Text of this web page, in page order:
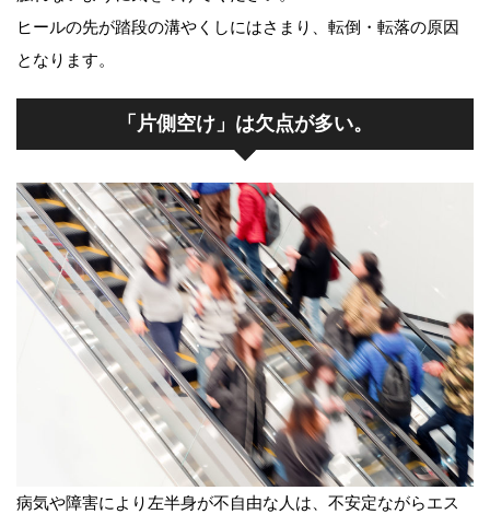
ヒールの先が踏段の溝やくしにはさまり、転倒・転落の原因
となります。
「片側空け」は欠点が多い。
病気や障害により左半身が不自由な人は、不安定ながらエス